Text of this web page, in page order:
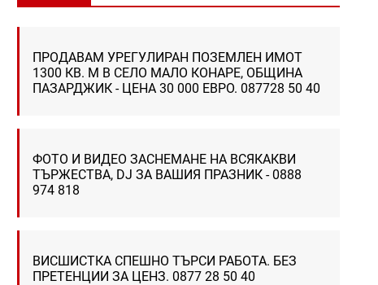
ПРОДАВАМ УРЕГУЛИРАН ПОЗЕМЛЕН ИМОТ
1300 КВ. М В СЕЛО МАЛО КОНАРЕ, ОБЩИНА
ПАЗАРДЖИК - ЦЕНА 30 000 ЕВРО. 087728 50 40
ФОТО И ВИДЕО ЗАСНЕМАНЕ НА ВСЯКАКВИ
ТЪРЖЕСТВА, DJ ЗА ВАШИЯ ПРАЗНИК - 0888
974 818
ВИСШИСТКА СПЕШНО ТЪРСИ РАБОТА. БЕЗ
ПРЕТЕНЦИИ ЗА ЦЕНЗ. 0877 28 50 40